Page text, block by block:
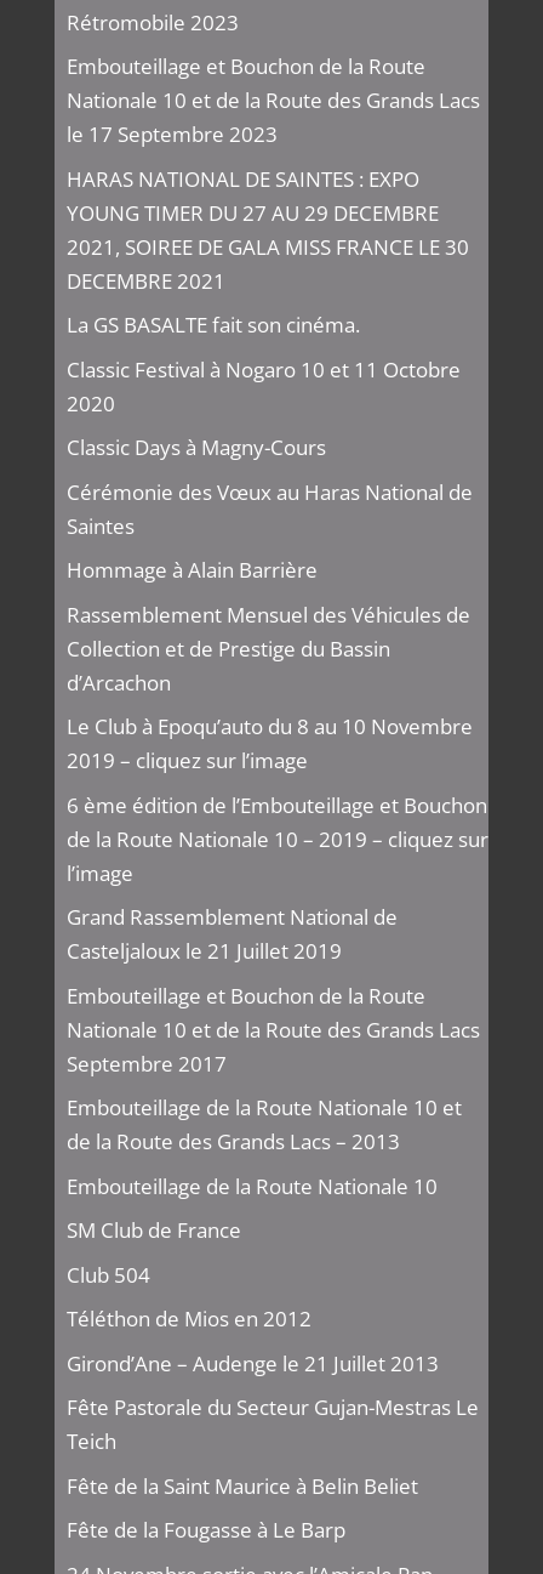
Rétromobile 2023
Embouteillage et Bouchon de la Route
Nationale 10 et de la Route des Grands Lacs
le 17 Septembre 2023
HARAS NATIONAL DE SAINTES : EXPO
YOUNG TIMER DU 27 AU 29 DECEMBRE
2021, SOIREE DE GALA MISS FRANCE LE 30
DECEMBRE 2021
La GS BASALTE fait son cinéma.
Classic Festival à Nogaro 10 et 11 Octobre
2020
Classic Days à Magny-Cours
Cérémonie des Vœux au Haras National de
Saintes
Hommage à Alain Barrière
Rassemblement Mensuel des Véhicules de
Collection et de Prestige du Bassin
d’Arcachon
Le Club à Epoqu’auto du 8 au 10 Novembre
2019 – cliquez sur l’image
6 ème édition de l’Embouteillage et Bouchon
de la Route Nationale 10 – 2019 – cliquez sur
l’image
Grand Rassemblement National de
Casteljaloux le 21 Juillet 2019
Embouteillage et Bouchon de la Route
Nationale 10 et de la Route des Grands Lacs
Septembre 2017
Embouteillage de la Route Nationale 10 et
de la Route des Grands Lacs – 2013
Embouteillage de la Route Nationale 10
SM Club de France
Club 504
Téléthon de Mios en 2012
Girond’Ane – Audenge le 21 Juillet 2013
Fête Pastorale du Secteur Gujan-Mestras Le
Teich
Fête de la Saint Maurice à Belin Beliet
Fête de la Fougasse à Le Barp